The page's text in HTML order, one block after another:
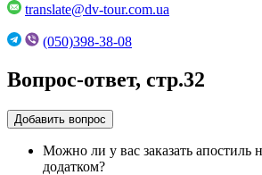
translate@dv-tour.com.ua
(050)398-38-08
Вопрос-ответ, стр.32
Добавить вопрос
Можно ли у вас заказать апостиль
додатком?